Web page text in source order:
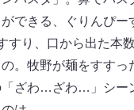
できる、ぐりんぴー
すり、口から出た本
。牧野が麺をすすっ
「ざわ…ざわ…」シ